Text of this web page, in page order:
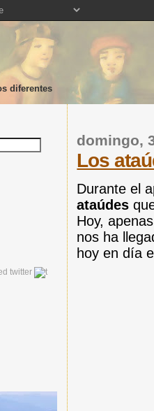
diferentes
domingo,
Los
Durante el
ataúdes
Hoy,
nos ha
hoy en día
twitter